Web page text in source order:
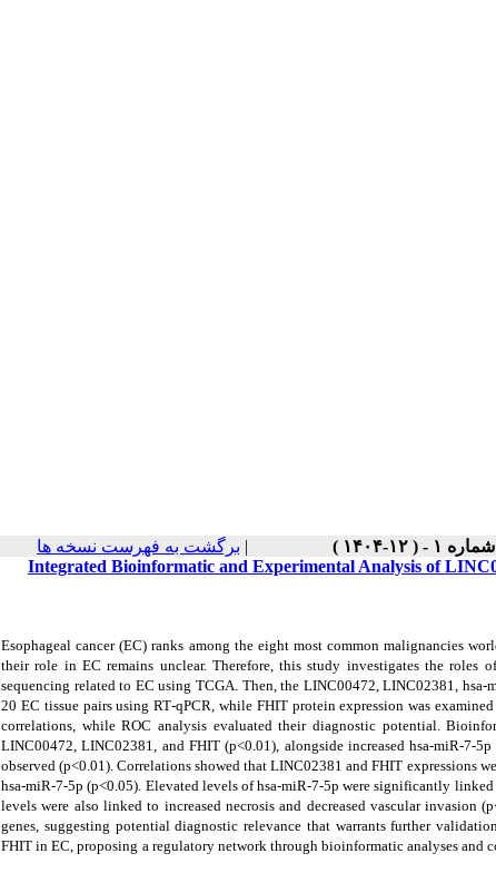
| برگشت به فهرست نسخه ها
Integrated Bioinformatic and Experimental Analysis of
Esophageal cancer (EC) ranks among the eight most common malignancies
their role in EC remains unclear. Therefore, this study investigates the
sequencing related to EC using TCGA. Then, the LINC00472, LINC02381, hsa-
20 EC tissue pairs using RT‑qPCR, while FHIT protein expression was
correlations, while ROC analysis evaluated their diagnostic potential.
LINC00472, LINC02381, and FHIT (p<0.01), alongside increased hsa-miR-7-
observed (p<0.01). Correlations showed that LINC02381 and FHIT
hsa-miR-7-5p (p<0.05). Elevated levels of hsa-miR-7-5p were significantly
levels were also linked to increased necrosis and decreased vascular invasion
genes, suggesting potential diagnostic relevance that warrants further
FHIT in EC, proposing a regulatory network through bioinformatic analyses